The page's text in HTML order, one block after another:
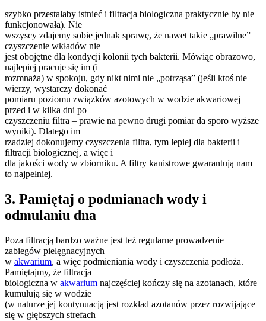
szybko przestałaby istnieć i filtracja biologiczna praktycznie by nie
funkcjonowała). Nie
wszyscy zdajemy sobie jednak sprawę, że nawet takie „prawilne”
czyszczenie wkładów nie
jest obojętne dla kondycji kolonii tych bakterii. Mówiąc obrazowo,
najlepiej pracuje się im (i
rozmnaża) w spokoju, gdy nikt nimi nie „potrząsa” (jeśli ktoś nie
wierzy, wystarczy dokonać
pomiaru poziomu związków azotowych w wodzie akwariowej
przed i w kilka dni po
czyszczeniu filtra – prawie na pewno drugi pomiar da sporo wyższe
wyniki). Dlatego im
rzadziej dokonujemy czyszczenia filtra, tym lepiej dla bakterii i
filtracji biologicznej, a więc i
dla jakości wody w zbiorniku. A filtry kanistrowe gwarantują nam
to najpełniej.
3. Pamiętaj o podmianach wody i
odmulaniu dna
Poza filtracją bardzo ważne jest też regularne prowadzenie
zabiegów pielęgnacyjnych
w akwarium, a więc podmieniania wody i czyszczenia podłoża.
Pamiętajmy, że filtracja
biologiczna w akwarium najczęściej kończy się na azotanach, które
kumulują się w wodzie
(w naturze jej kontynuacją jest rozkład azotanów przez rozwijające
się w głębszych strefach